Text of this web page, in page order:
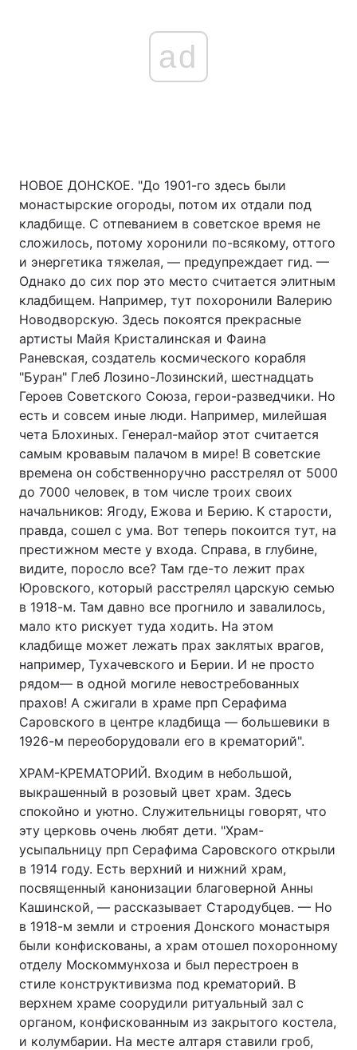
ad
НОВОЕ ДОНСКОЕ. "До 1901-го здесь были
монастырские огороды, потом их отдали под
кладбище. С отпеванием в советское время не
сложилось, потому хоронили по-всякому, оттого
и энергетика тяжелая, — предупреждает гид. —
Однако до сих пор это место считается элитным
кладбищем. Например, тут похоронили Валерию
Новодворскую. Здесь покоятся прекрасные
артисты Майя Кристалинская и Фаина
Раневская, создатель космического корабля
"Буран" Глеб Лозино-Лозинский, шестнадцать
Героев Советского Союза, герои-разведчики. Но
есть и совсем иные люди. Например, милейшая
чета Блохиных. Генерал-майор этот считается
самым кровавым палачом в мире! В советские
времена он собственноручно расстрелял от 5000
до 7000 человек, в том числе троих своих
начальников: Ягоду, Ежова и Берию. К старости,
правда, сошел с ума. Вот теперь покоится тут, на
престижном месте у входа. Справа, в глубине,
видите, поросло все? Там где-то лежит прах
Юровского, который расстрелял царскую семью
в 1918-м. Там давно все прогнило и завалилось,
мало кто рискует туда ходить. На этом
кладбище может лежать прах заклятых врагов,
например, Тухачевского и Берии. И не просто
рядом— в одной могиле невостребованных
прахов! А сжигали в храме прп Серафима
Саровского в центре кладбища — большевики в
1926-м переоборудовали его в крематорий".
ХРАМ-КРЕМАТОРИЙ. Входим в небольшой,
выкрашенный в розовый цвет храм. Здесь
спокойно и уютно. Служительницы говорят, что
эту церковь очень любят дети. "Храм-
усыпальницу прп Серафима Саровского открыли
в 1914 году. Есть верхний и нижний храм,
посвященный канонизации благоверной Анны
Кашинской, — рассказывает Стародубцев. — Но
в 1918-м земли и строения Донского монастыря
были конфискованы, а храм отошел похоронному
отделу Москоммунхоза и был перестроен в
стиле конструктивизма под крематорий. В
верхнем храме соорудили ритуальный зал с
органом, конфискованным из закрытого костела,
и колумбарии. На месте алтаря ставили гроб,